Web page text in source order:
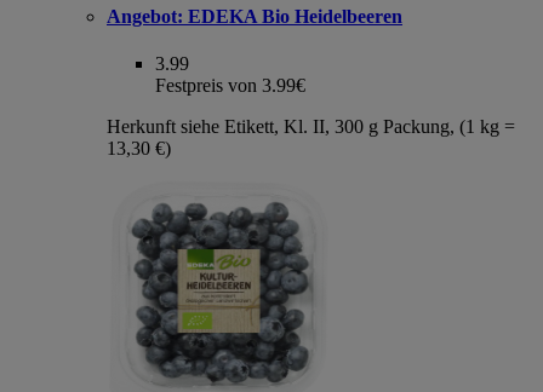
Angebot: EDEKA Bio Heidelbeeren
3.99
Festpreis von 3.99€
Herkunft siehe Etikett, Kl. II, 300 g Packung, (1 kg =
13,30 €)